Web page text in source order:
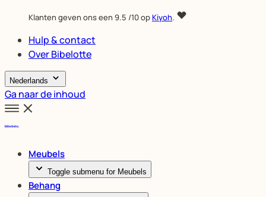
Klanten geven ons een 9.5 /10 opKiyoh.
Hulp & contact
Over Bibelotte
Nederlands
Ga naar de inhoud
Meubels
Toggle submenu for Meubels
Behang